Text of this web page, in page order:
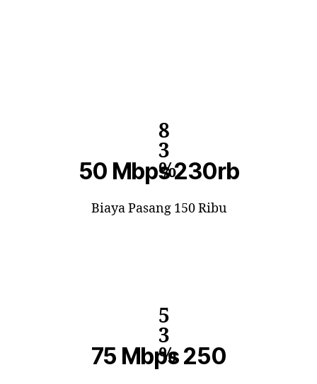
8
3
%
50 Mbps 230rb
Biaya Pasang 150 Ribu
5
3
%
75 Mbps 250